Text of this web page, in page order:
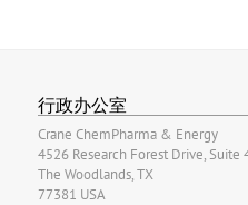
行政办公室
Crane ChemPharma & Energy
4526 Research Forest Drive, Suite
The Woodlands, TX
77381 USA